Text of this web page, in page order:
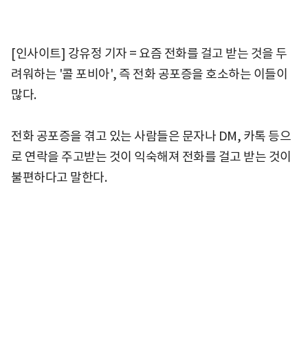
[인사이트] 강유정 기자 = 요즘 전화를 걸고 받는 것을 두
려워하는 '콜 포비아', 즉 전화 공포증을 호소하는 이들이
많다.
전화 공포증을 겪고 있는 사람들은 문자나 DM, 카톡 등으
로 연락을 주고받는 것이 익숙해져 전화를 걸고 받는 것이
불편하다고 말한다.